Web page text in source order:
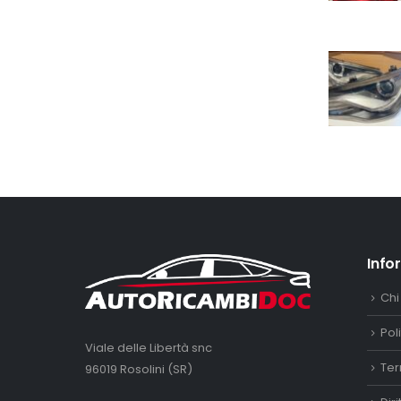
Viale delle Libertà snc
96019 Rosolini (SR)